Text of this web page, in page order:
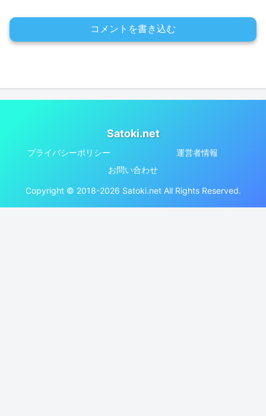
コメントを書き込む
Satoki.net
プライバシーポリシー
運営者情報
お問い合わせ
Copyright © 2018-2026 Satoki.net All Rights Reserved.